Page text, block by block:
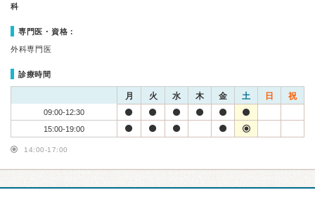
科
専門医・資格：
外科専門医
診療時間
月 火 水 木 金 土 日 祝
09:00-12:30
15:00-19:00
14:00-17:00